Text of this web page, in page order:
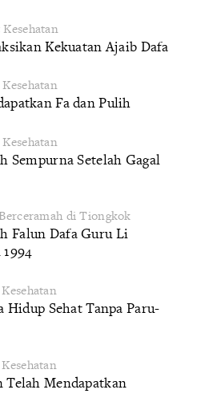
Kekuatan Ajaib Dafa
Fa dan Pulih
Sempurna Setelah Gagal
di Tiongkok
Falun Dafa Guru Li
Hidup Sehat Tanpa Paru-
Telah Mendapatkan